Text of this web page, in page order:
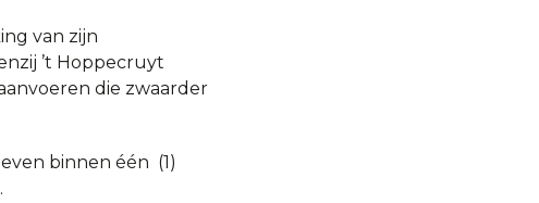
van zijn
’t Hoppecruyt
die zwaarder
binnen één (1)